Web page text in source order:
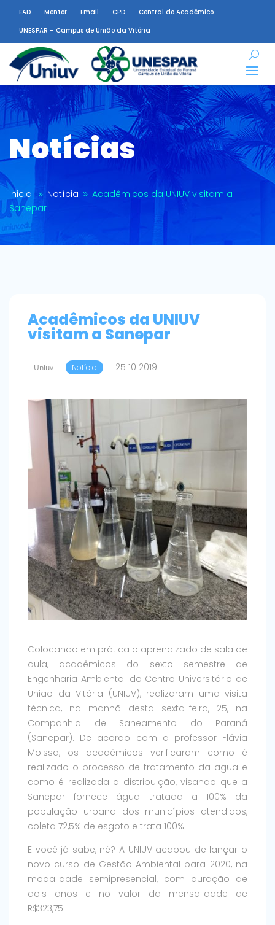
EAD Mentor Email CPD
Central do Acadêmico
UNESPAR – Campus de União da Vitória
Notícias
Inicial 9 Notícia 9 Acadêmicos da UNIUV visitam a
Sanepar
Acadêmicos da UNIUV
visitam a Sanepar
Uniuv Notícia 25 10 2019
Colocando em prática o aprendizado de sala de
aula, acadêmicos do sexto semestre de
Engenharia Ambiental do Centro Universitário de
União da Vitória (UNIUV), realizaram uma visita
técnica, na manhã desta sexta-feira, 25, na
Companhia de Saneamento do Paraná
(Sanepar). De acordo com a professor Flávia
Moissa, os acadêmicos verificaram como é
realizado o processo de tratamento da agua e
como é realizada a distribuição, visando que a
Sanepar fornece água tratada a 100% da
população urbana dos municípios atendidos,
coleta 72,5% de esgoto e trata 100%.
E você já sabe, né? A UNIUV acabou de lançar o
novo curso de Gestão Ambiental para 2020, na
modalidade semipresencial, com duração de
dois anos e no valor da mensalidade de
R$323,75.